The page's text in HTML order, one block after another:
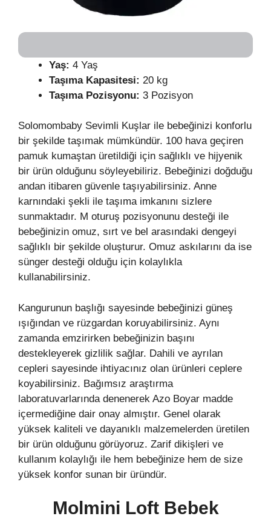
Yaş: 4 Yaş
Taşıma Kapasitesi: 20 kg
Taşıma Pozisyonu: 3 Pozisyon
Solomombaby Sevimli Kuşlar ile bebeğinizi konforlu
bir şekilde taşımak mümkündür. 100 hava geçiren
pamuk kumaştan üretildiği için sağlıklı ve hijyenik
bir ürün olduğunu söyleyebiliriz. Bebeğinizi doğduğu
andan itibaren güvenle taşıyabilirsiniz. Anne
karnındaki şekli ile taşıma imkanını sizlere
sunmaktadır. M oturuş pozisyonunu desteği ile
bebeğinizin omuz, sırt ve bel arasındaki dengeyi
sağlıklı bir şekilde oluşturur. Omuz askılarını da ise
sünger desteği olduğu için kolaylıkla
kullanabilirsiniz.
Kangurunun başlığı sayesinde bebeğinizi güneş
ışığından ve rüzgardan koruyabilirsiniz. Aynı
zamanda emzirirken bebeğinizin başını
destekleyerek gizlilik sağlar. Dahili ve ayrılan
cepleri sayesinde ihtiyacınız olan ürünleri ceplere
koyabilirsiniz. Bağımsız araştırma
laboratuvarlarında denenerek Azo Boyar madde
içermediğine dair onay almıştır. Genel olarak
yüksek kaliteli ve dayanıklı malzemelerden üretilen
bir ürün olduğunu görüyoruz. Zarif dikişleri ve
kullanım kolaylığı ile hem bebeğinize hem de size
yüksek konfor sunan bir üründür.
Molmini Loft Bebek